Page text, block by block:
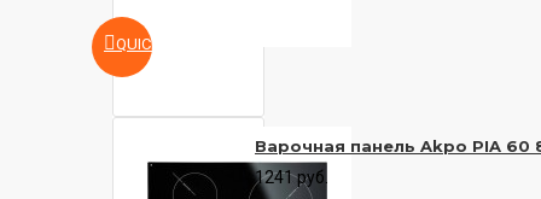
QUICKVIEW
Варочная панель Akpo PIA 60
1241 руб.